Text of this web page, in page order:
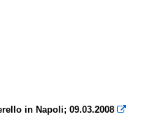
in Napoli; 09.03.2008 